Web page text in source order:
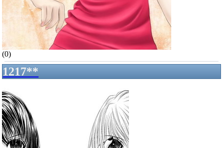
(0)
1217**